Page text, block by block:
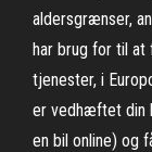
aldersgrænser,
har brug for til
tjenester, i
er vedhæftet din
en bil online) og